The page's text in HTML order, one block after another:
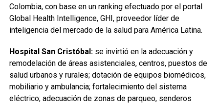
Colombia, con base en un ranking efectuado por el portal
Global Health Intelligence, GHI, proveedor líder de
inteligencia del mercado de la salud para América Latina.
Hospital San Cristóbal: se invirtió en la adecuación y
remodelación de áreas asistenciales, centros, puestos de
salud urbanos y rurales; dotación de equipos biomédicos,
mobiliario y ambulancia; fortalecimiento del sistema
eléctrico; adecuación de zonas de parqueo, senderos